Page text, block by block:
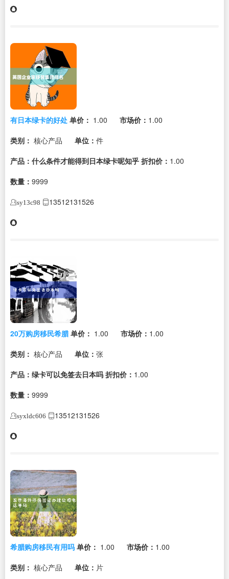
有日本绿卡的好处 单价： 1.00 市场价： 1.00
类别： 核心产品 单位： 件
产品：什么条件才能得到日本绿卡呢知乎 折扣价： 1.00
数量： 9999
sy13c98 13512131526
20万购房移民希腊 单价： 1.00 市场价： 1.00
类别： 核心产品 单位： 张
产品：绿卡可以免签去日本吗 折扣价： 1.00
数量： 9999
syxldc606 13512131526
希腊购房移民有用吗 单价： 1.00 市场价： 1.00
类别： 核心产品 单位： 片